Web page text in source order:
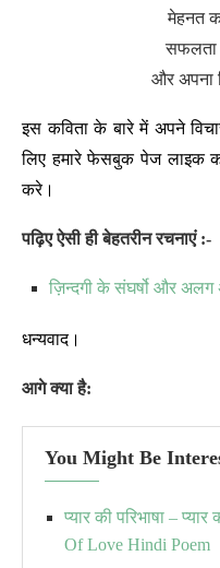
मेहनत
सफलता
और अपना
इस कविता के बारे में अपने
लिए हमारे फेसबुक पेज लाइक
करे।
पढ़िए ऐसी ही बेहतरीन रचनाएं :-
ज़िन्दगी के संघर्षो और
धन्यवाद।
आगे क्या है:
You Might Be
प्यार की परिभाषा –
Of Love Hindi Poem